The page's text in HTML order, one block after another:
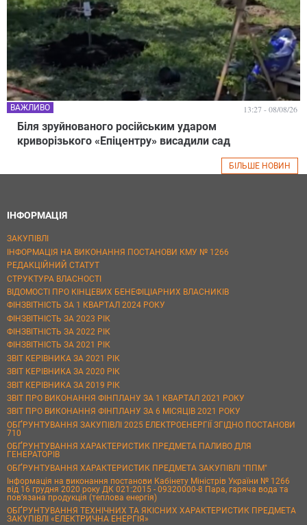
Біля зруйнованого російським ударом
криворізького «Епіцентру» висадили сад
ВАЖЛИВО 13:27 - 08/08/26
БІЛЬШЕ НОВИН
ІНФОРМАЦІЯ
ЗАКУПІВЛІ
ІНФОРМАЦІЯ НА ВИКОНАННЯ ПОСТАНОВИ КМУ № 1266
РЕДАКЦІЙНИЙ СТАТУТ
СТРУКТУРА ВЛАСНОСТІ
ВІДОМОСТІ ПРО КІНЦЕВИХ БЕНЕФІЦІАРНИХ ВЛАСНИКІВ
ФІНЗВІТНІСТЬ ЗА 1 КВАРТАЛ 2024 РОКУ
ФІНЗВІТНІСТЬ ЗА 2023 РІК
ФІНЗВІТНІСТЬ ЗА 2022 РІК
ФІНЗВІТНІСТЬ ЗА 2021 РІК
ЗВІТ КЕРІВНИКА ЗА 2021 РІК
ЗВІТ КЕРІВНИКА ЗА 2020 РІК
ЗВІТ КЕРІВНИКА ЗА 2019 РІК
ЗВІТ ПРО ВИКОНАННЯ ФІНПЛАНУ ЗА 1 КВАРТАЛ 2021 РОКУ
ЗВІТ ПРО ВИКОНАННЯ ФІНПЛАНУ ЗА 6 МІСЯЦІВ 2021 РОКУ
ОБҐРУНТУВАННЯ ЗАКУПІВЛІ 2025 ЕЛЕКТРОЕНЕРГІЇ ЗГІДНО ПОСТАНОВИ
710
ОБҐРУНТУВАННЯ ХАРАКТЕРИСТИК ПРЕДМЕТА ПАЛИВО ДЛЯ
ГЕНЕРАТОРІВ
ОБҐРУНТУВАННЯ ХАРАКТЕРИСТИК ПРЕДМЕТА ЗАКУПІВЛІ "ППМ"
Інформація на виконання постанови Кабінету Міністрів України № 1266
від 16 грудня 2020 року ДК 021:2015 - 09320000-8 Пара, гаряча вода та
пов’язана продукція (теплова енергія)
ОБҐРУНТУВАННЯ ТЕХНІЧНИХ ТА ЯКІСНИХ ХАРАКТЕРИСТИК ПРЕДМЕТА
ЗАКУПІВЛІ «ЕЛЕКТРИЧНА ЕНЕРГІЯ»